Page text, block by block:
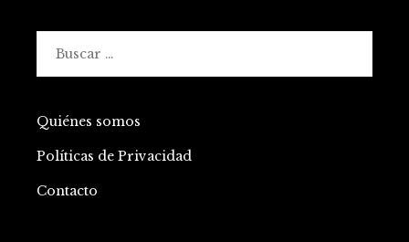
Quiénes somos
Políticas de Privacidad
Contacto